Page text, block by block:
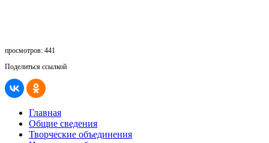
просмотров: 441
Поделиться ссылкой
Главная
Общие сведения
Творческие объединения